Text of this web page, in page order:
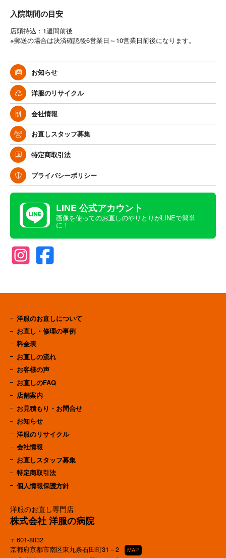
入院期間の目安
店頭持込：1週間前後
※郵送の場合は決済確認後6営業日～10営業日前後になります。
お知らせ
洋服のリサイクル
会社情報
お直しスタッフ募集
特定商取引法
プライバシーポリシー
LINE 公式アカウント
画像を使ってのお直しのやりとりがLINEで簡単
に！
洋服のお直し専門店
株式会社 洋服の病院
〒601-8032
京都府京都市南区東九条石田町31－2
MAP
洋服のお直しについて
お直し・修理の事例
料金表
お直しの流れ
お客様の声
お直しのFAQ
店舗案内
お見積もり・お問合せ
お知らせ
洋服のリサイクル
会社情報
お直しスタッフ募集
特定商取引法
個人情報保護方針